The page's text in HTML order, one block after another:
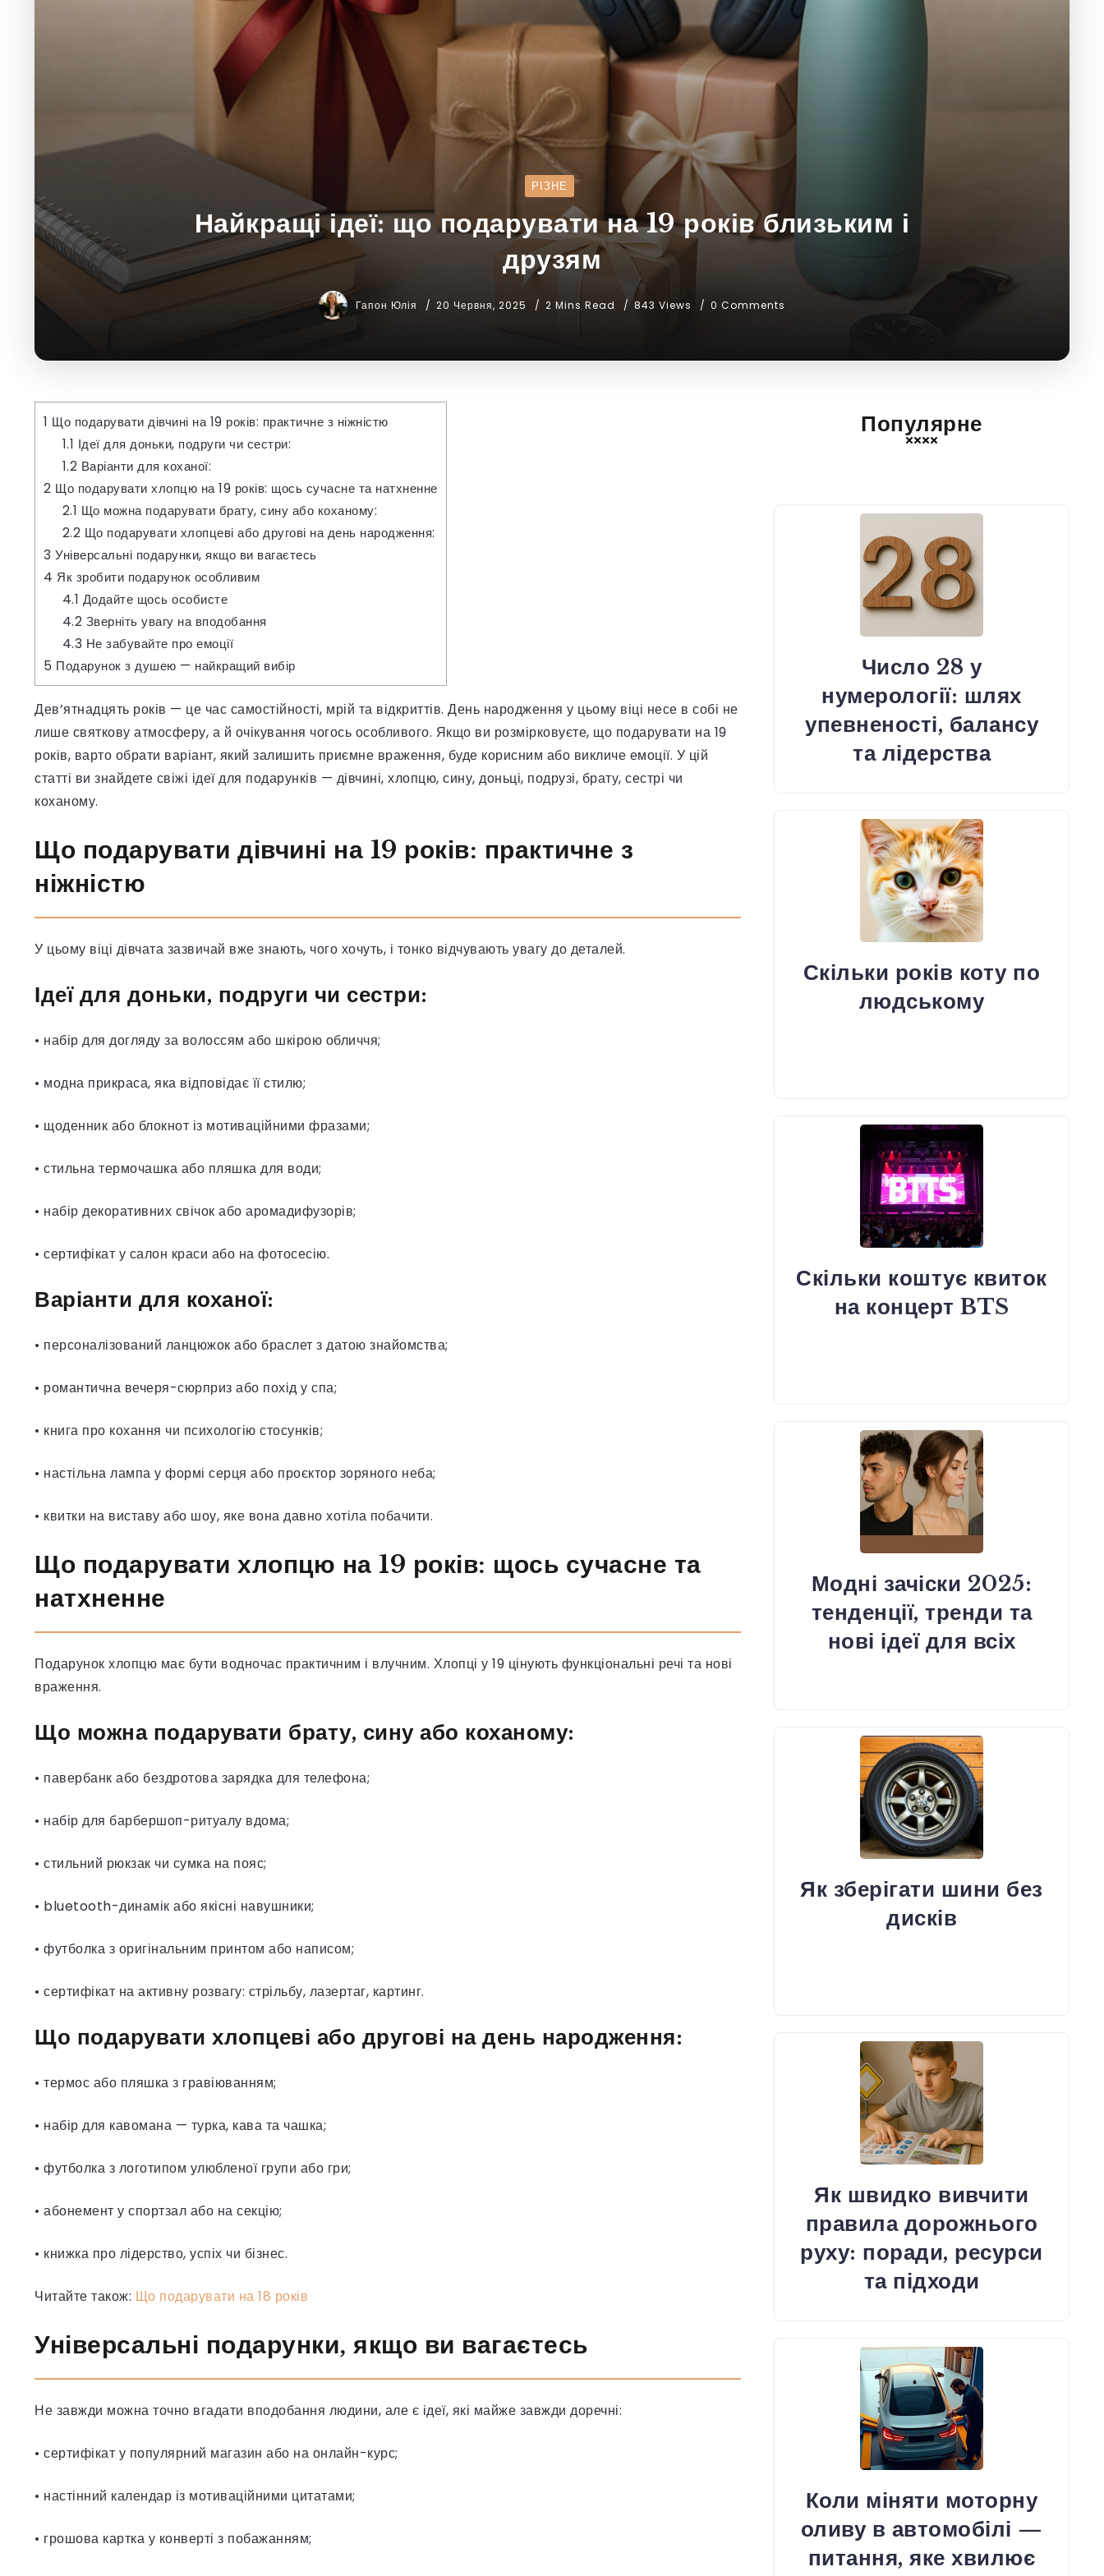
РІЗНЕ
Найкращі ідеї: що подарувати на 19 років близьким і
друзям
Гапон Юлія 20 Червня, 2025 2 Mins Read 843 Views 0 Comments
1 Що подарувати дівчині на 19 років: практичне з ніжністю
1.1 Ідеї для доньки, подруги чи сестри:
1.2 Варіанти для коханої:
2 Що подарувати хлопцю на 19 років: щось сучасне та натхненне
2.1 Що можна подарувати брату, сину або коханому:
2.2 Що подарувати хлопцеві або другові на день народження:
3 Універсальні подарунки, якщо ви вагаєтесь
4 Як зробити подарунок особливим
4.1 Додайте щось особисте
4.2 Зверніть увагу на вподобання
4.3 Не забувайте про емоції
5 Подарунок з душею — найкращий вибір
Дев’ятнадцять років — це час самостійності, мрій та відкриттів. День народження у цьому віці несе в собі не
лише святкову атмосферу, а й очікування чогось особливого. Якщо ви розмірковуєте, що подарувати на 19
років, варто обрати варіант, який залишить приємне враження, буде корисним або викличе емоції. У цій
статті ви знайдете свіжі ідеї для подарунків — дівчині, хлопцю, сину, доньці, подрузі, брату, сестрі чи
коханому.
Що подарувати дівчині на 19 років: практичне з
ніжністю
У цьому віці дівчата зазвичай вже знають, чого хочуть, і тонко відчувають увагу до деталей.
Ідеї для доньки, подруги чи сестри:
• набір для догляду за волоссям або шкірою обличчя;
• модна прикраса, яка відповідає її стилю;
• щоденник або блокнот із мотиваційними фразами;
• стильна термочашка або пляшка для води;
• набір декоративних свічок або аромадифузорів;
• сертифікат у салон краси або на фотосесію.
Варіанти для коханої:
• персоналізований ланцюжок або браслет з датою знайомства;
• романтична вечеря-сюрприз або похід у спа;
• книга про кохання чи психологію стосунків;
• настільна лампа у формі серця або проєктор зоряного неба;
• квитки на виставу або шоу, яке вона давно хотіла побачити.
Що подарувати хлопцю на 19 років: щось сучасне та
натхненне
Подарунок хлопцю має бути водночас практичним і влучним. Хлопці у 19 цінують функціональні речі та нові
враження.
Що можна подарувати брату, сину або коханому:
• павербанк або бездротова зарядка для телефона;
• набір для барбершоп-ритуалу вдома;
• стильний рюкзак чи сумка на пояс;
• bluetooth-динамік або якісні навушники;
• футболка з оригінальним принтом або написом;
• сертифікат на активну розвагу: стрільбу, лазертаг, картинг.
Що подарувати хлопцеві або другові на день народження:
• термос або пляшка з гравіюванням;
• набір для кавомана — турка, кава та чашка;
• футболка з логотипом улюбленої групи або гри;
• абонемент у спортзал або на секцію;
• книжка про лідерство, успіх чи бізнес.
Читайте також: Що подарувати на 18 років
Універсальні подарунки, якщо ви вагаєтесь
Не завжди можна точно вгадати вподобання людини, але є ідеї, які майже завжди доречні:
• сертифікат у популярний магазин або на онлайн-курс;
• настінний календар із мотиваційними цитатами;
• грошова картка у конверті з побажанням;
Популярне
Число 28 у
нумерології: шлях
упевненості, балансу
та лідерства
Скільки років коту по
людському
Скільки коштує квиток
на концерт BTS
Модні зачіски 2025:
тенденції, тренди та
нові ідеї для всіх
Як зберігати шини без
дисків
Як швидко вивчити
правила дорожнього
руху: поради, ресурси
та підходи
Коли міняти моторну
оливу в автомобілі —
питання, яке хвилює